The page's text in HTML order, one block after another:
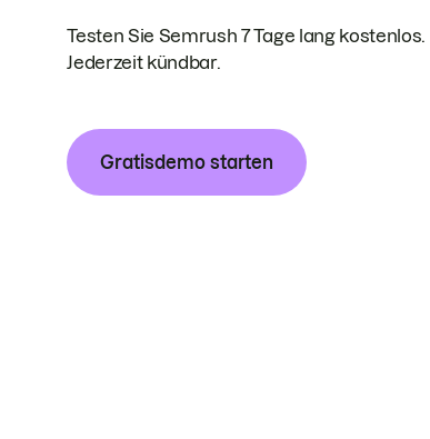
Testen Sie Semrush 7 Tage lang kostenlos.
Jederzeit kündbar.
Gratisdemo starten